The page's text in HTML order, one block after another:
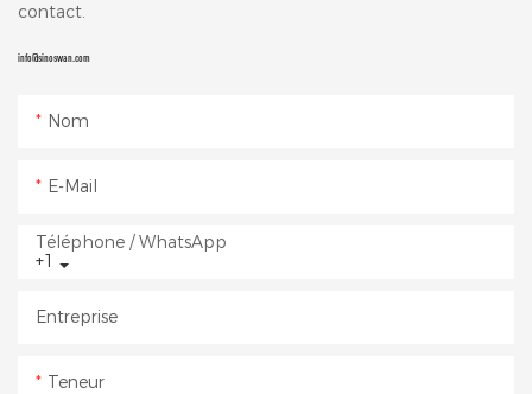
contact.
info@sinoswan.com
Nom
E-Mail
+1
Téléphone / WhatsApp
Entreprise
Teneur